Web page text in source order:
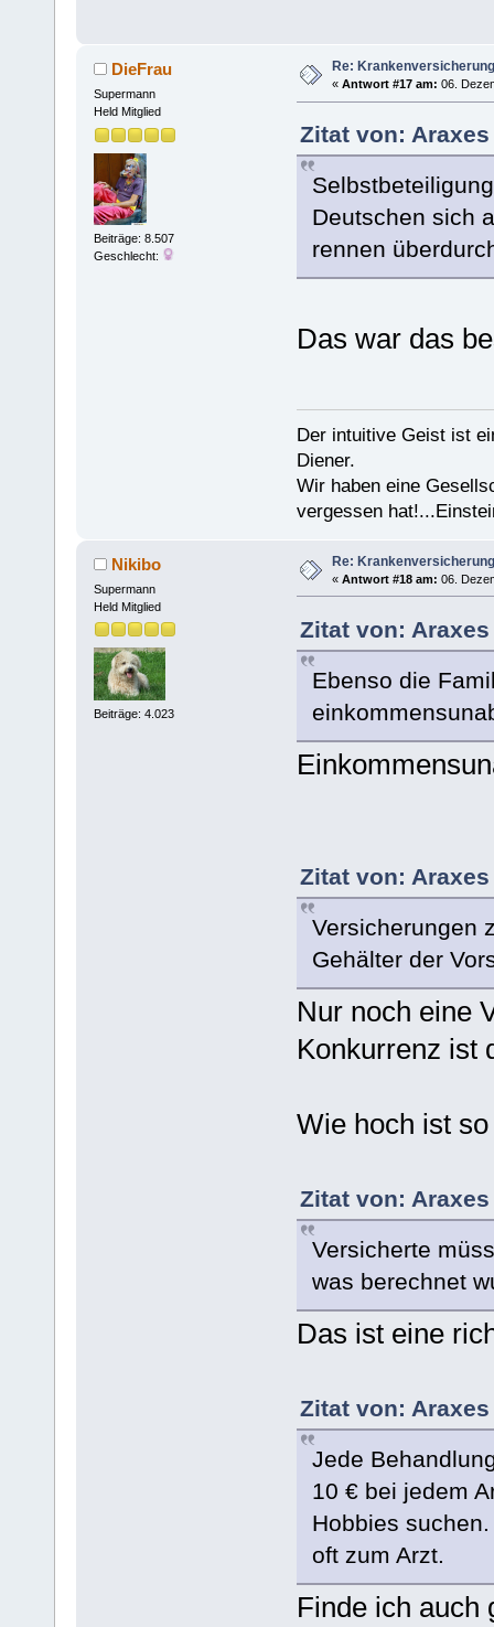
DieFrau
Supermann
Held Mitglied
Beiträge: 8.507
Geschlecht:
Re: Krankenversicherung
« Antwort #17 am: 06.
Zitat von: Araxes
Deutschen sich
rennen
Das war das
Der intuitive Geist ist
Diener.
Wir haben eine
vergessen
Nikibo
Supermann
Held Mitglied
Beiträge: 4.023
Re: Krankenversicherung
« Antwort #18 am: 06.
Zitat von: Araxes
Ebenso die
Zitat von: Araxes
Versicherungen
Gehälter der
Nur noch eine
Konkurrenz ist
Wie hoch ist
Zitat von: Araxes
Versicherte
was berechnet
Das ist eine
Zitat von: Araxes
Jede
10 € bei jedem
Hobbies
oft zum Arzt.
Finde ich auch